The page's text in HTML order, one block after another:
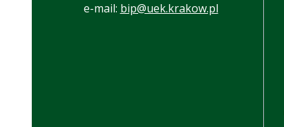
e-mail: bip@uek.krakow.pl